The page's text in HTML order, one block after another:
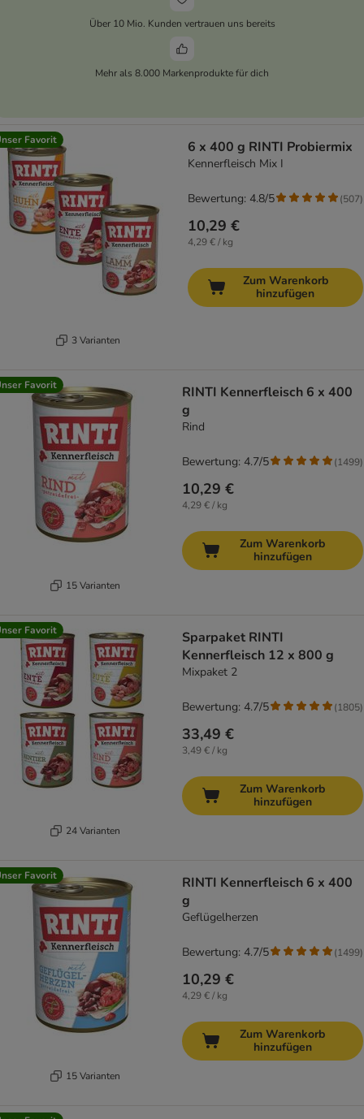
Über 10 Mio. Kunden vertrauen uns bereits
Mehr als 8.000 Markenprodukte für dich
Favorit
3 Varianten
6 x 400 g RINTI Probiermix
Kennerfleisch Mix I
10,29 €
4,29 € / kg
Bewertung: 4.8/5 (507)
Zum Warenkorb
hinzufügen
Favorit
15 Varianten
RINTI Kennerfleisch 6 x 400
g
Rind
10,29 €
4,29 € / kg
Bewertung: 4.7/5 (1499)
Zum Warenkorb
hinzufügen
Favorit
24 Varianten
Sparpaket RINTI
Kennerfleisch 12 x 800 g
Mixpaket 2
33,49 €
3,49 € / kg
Bewertung: 4.7/5 (1805)
Zum Warenkorb
hinzufügen
Favorit
15 Varianten
RINTI Kennerfleisch 6 x 400
g
Geflügelherzen
10,29 €
4,29 € / kg
Bewertung: 4.7/5 (1499)
Zum Warenkorb
hinzufügen